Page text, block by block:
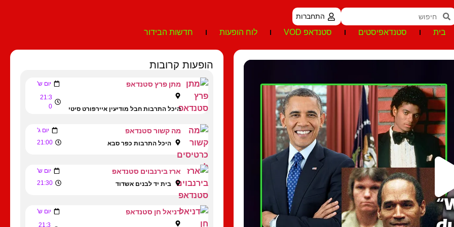
התחברות
בית סטנדאפיסטים סטנדאפ VOD לוח הופעות חדשות הבידור
הופעות קרובות
מתן פרץ סטנדאפ יום ש'
היכל התרבות חבל מודיעין איירפורט סיטי
21:3
0
מה קשור סטנדאפ יום ג'
היכל התרבות כפר סבא 21:00
ארז בירנבוים סטנדאפ יום ש'
בית יד לבנים אשדוד 21:30
דניאל חן סטנדאפ
יום ש'
21:3